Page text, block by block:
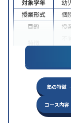
対象学年 幼
授業形式
個
目的
授
ラ
塾の特徴
コース内容